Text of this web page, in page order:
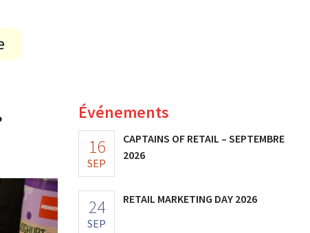
Événements
16
SEP
CAPTAINS OF RETAIL – SEPTEMBRE
2026
24
SEP
RETAIL MARKETING DAY 2026